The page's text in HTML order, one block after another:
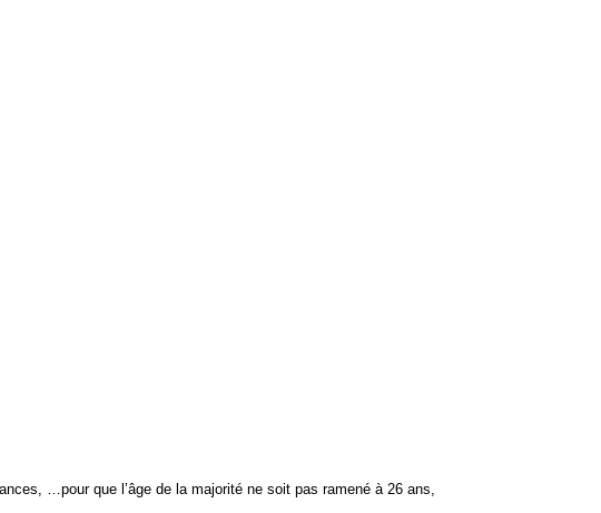
…pour que l’âge de la majorité ne soit pas ramené à 26 ans,